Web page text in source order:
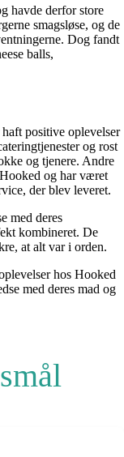
havde derfor store
smagsløse, og de
Dog fandt
balls,
positive oplevelser
og rost
og tjenere. Andre
og har været
der blev leveret.
med deres
kombineret. De
at alt var i orden.
hos Hooked
med deres mad og